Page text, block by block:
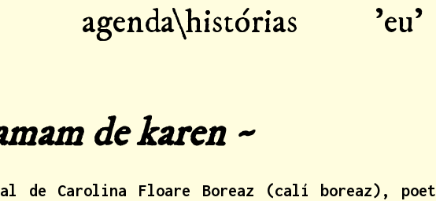
agenda\histórias
'eu'
de karen ~
de Carolina Floare Boreaz (calí boreaz),